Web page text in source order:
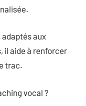
aux
il aide à renforcer
trac.
vocal ?